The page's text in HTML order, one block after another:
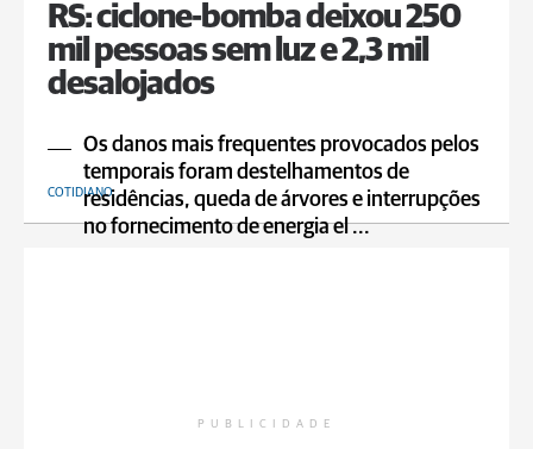
RS: ciclone-bomba deixou 250
mil pessoas sem luz e 2,3 mil
desalojados
Os danos mais frequentes provocados pelos
temporais foram destelhamentos de
residências, queda de árvores e interrupções
no fornecimento de energia el ...
COTIDIANO
PUBLICIDADE